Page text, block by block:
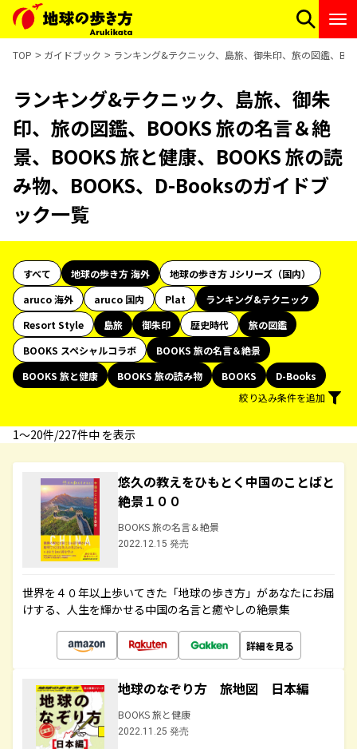
TOP ガイドブック ランキング&テクニック、島旅、御朱印、旅の図鑑、
ランキング&テクニック、島旅、御朱
印、旅の図鑑、BOOKS 旅の名言＆絶
景、BOOKS 旅と健康、BOOKS 旅の読
み物、BOOKS、D-Booksのガイドブ
ック一覧
すべて 地球の歩き方 海外
地球の歩き方 Jシリーズ（国内）
aruco 海外
aruco 国内 Plat
ランキング&テクニック
Resort Style
島旅 御朱印 歴史時代
旅の図鑑
BOOKS スペシャルコラボ
BOOKS 旅の名言＆絶景
BOOKS 旅と健康
BOOKS 旅の読み物 BOOKS
D-Books
絞り込み条件を追加
1〜20件/227件中 を表示
悠久の教えをひもとく中国のことばと
絶景１００
BOOKS 旅の名言＆絶景
2022.12.15 発売
世界を４０年以上歩いてきた「地球の歩き方」があなたにお届
けする、人生を輝かせる中国の名言と癒やしの絶景集
詳細を見る
地球のなぞり方 旅地図 日本編
BOOKS 旅と健康
2022.11.25 発売